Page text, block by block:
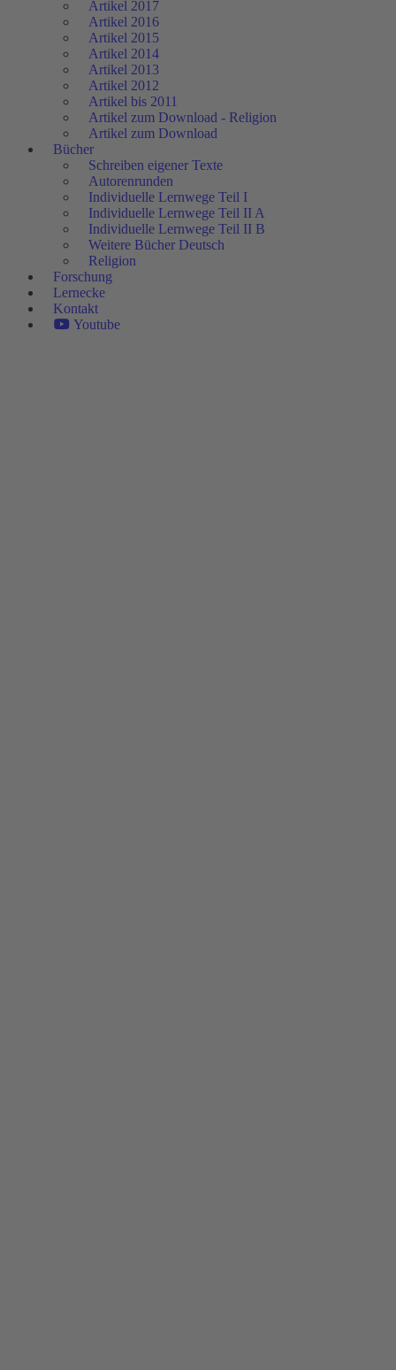
Artikel 2017
Artikel 2016
Artikel 2015
Artikel 2014
Artikel 2013
Artikel 2012
Artikel bis 2011
Artikel zum Download - Religion
Artikel zum Download
Bücher
Schreiben eigener Texte
Autorenrunden
Individuelle Lernwege Teil I
Individuelle Lernwege Teil II A
Individuelle Lernwege Teil II B
Weitere Bücher Deutsch
Religion
Forschung
Lernecke
Kontakt
Youtube